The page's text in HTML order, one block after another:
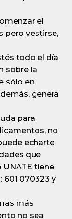
el
pero vestirse,
todo el día
sobre la
sólo en
genera
para
no
echarte
que
UNATE tiene
070323 y
más
no sea